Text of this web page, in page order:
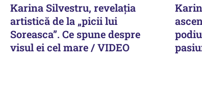
Karina Silvestru, revelația
artistică de la „picii lui
Soreasca”. Ce spune despre
visul ei cel mare / VIDEO